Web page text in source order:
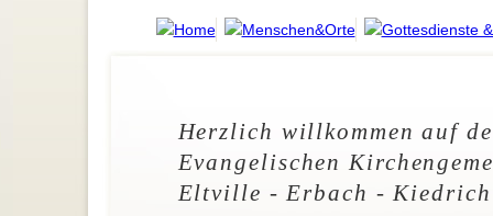
Herzlich willkommen auf
Evangelischen
Eltville - Erbach - Kiedrich